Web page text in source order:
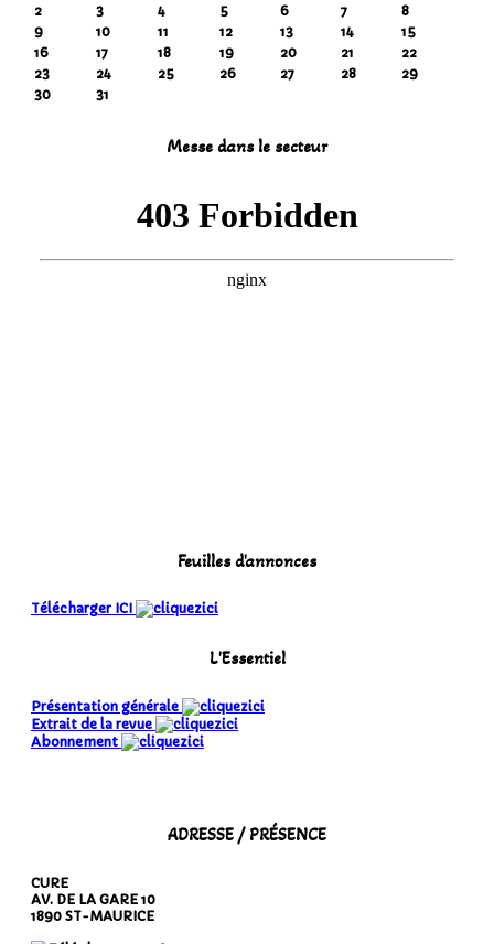
2
3 4 5 6 7
8
9
10 11 12 13 14
15
16
17 18 19 20 21
22
23
24 25 26 27 28
29
30
31
Messe dans le secteur
Feuilles d'annonces
Télécharger ICI
L'Essentiel
Présentation générale
Extrait de la revue
Abonnement
ADRESSE / PRÉSENCE
CURE
AV. DE LA GARE 10
1890 ST-MAURICE